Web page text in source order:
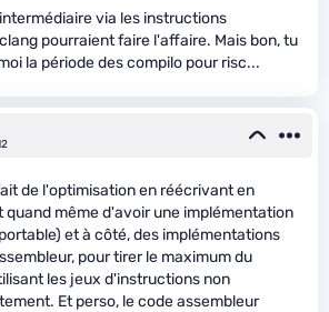
via les instructions
pourraient faire l'affaire. Mais bon, tu
la période des compilo pour risc...
de l'optimisation en réécrivant en
quand même d'avoir une implémentation
et à côté, des implémentations
pour tirer le maximum du
les jeux d'instructions non
Et perso, le code assembleur